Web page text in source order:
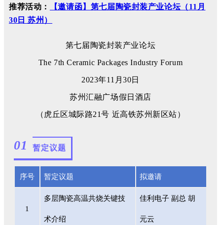
推荐活动：
【邀请函】第七届陶瓷封装产业论坛（11月
30日 苏州）
第七届陶瓷封装产业论坛
The 7th Ceramic Packages Industry Forum
2023年11月30日
苏州汇融广场假日酒店
（虎丘区城际路21号 近高铁苏州新区站）
01 暂定议题
序号 暂定议题 拟邀请
1
多层陶瓷高温共烧关键技
术介绍
佳利电子 副总 胡
元云